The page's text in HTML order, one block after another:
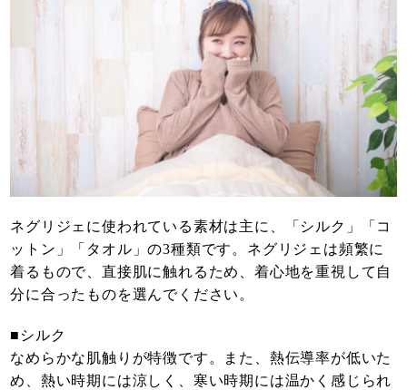
ネグリジェに使われている素材は主に、「シルク」「コ
ットン」「タオル」の3種類です。ネグリジェは頻繁に
着るもので、直接肌に触れるため、着心地を重視して自
分に合ったものを選んでください。
■シルク
なめらかな肌触りが特徴です。また、熱伝導率が低いた
め、熱い時期には涼しく、寒い時期には温かく感じられ